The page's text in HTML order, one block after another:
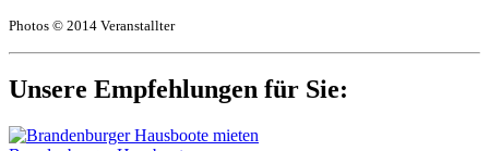
Photos © 2014 Veranstallter
Unsere Empfehlungen für Sie: